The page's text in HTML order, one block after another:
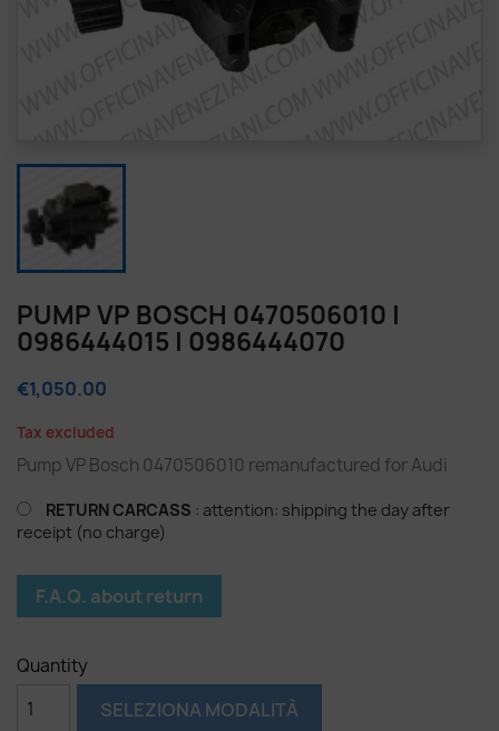
PUMP VP BOSCH 0470506010 |
0986444015 | 0986444070
€1,050.00
Tax excluded
Pump VP Bosch 0470506010 remanufactured for Audi
RETURN CARCASS : attention: shipping the day after
receipt (no charge)
F.A.Q. about return
Quantity
SELEZIONA MODALITÀ